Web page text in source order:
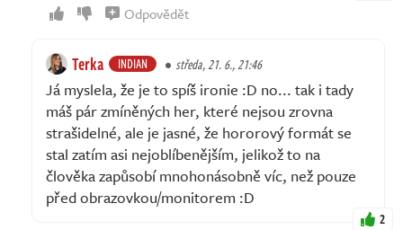
Odpovědět
Terka INDIAN středa, 21. 6., 21:46
Já myslela, že je to spíš ironie :D no... tak i tady
máš pár zmíněných her, které nejsou zrovna
strašidelné, ale je jasné, že hororový formát se
stal zatím asi nejoblíbenějším, jelikož to na
člověka zapůsobí mnohonásobně víc, než pouze
před obrazovkou/monitorem :D
2